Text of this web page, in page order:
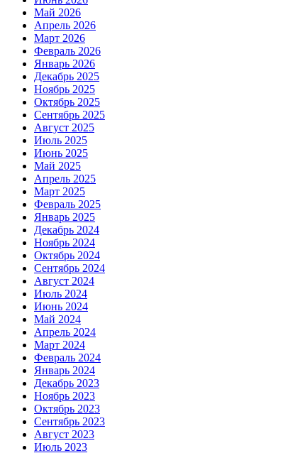
Май 2026
Апрель 2026
Март 2026
Февраль 2026
Январь 2026
Декабрь 2025
Ноябрь 2025
Октябрь 2025
Сентябрь 2025
Август 2025
Июль 2025
Июнь 2025
Май 2025
Апрель 2025
Март 2025
Февраль 2025
Январь 2025
Декабрь 2024
Ноябрь 2024
Октябрь 2024
Сентябрь 2024
Август 2024
Июль 2024
Июнь 2024
Май 2024
Апрель 2024
Март 2024
Февраль 2024
Январь 2024
Декабрь 2023
Ноябрь 2023
Октябрь 2023
Сентябрь 2023
Август 2023
Июль 2023